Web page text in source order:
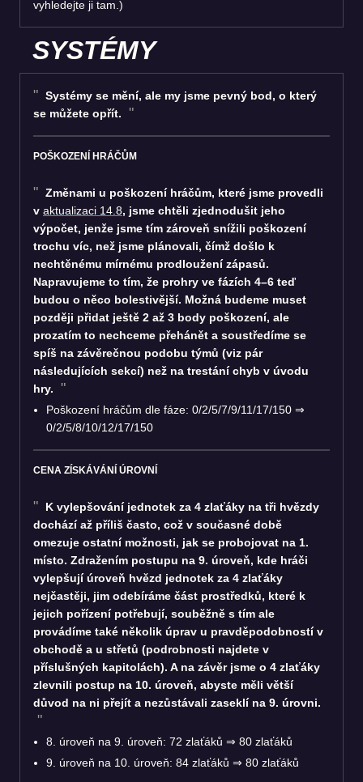
vyhledejte ji tam.)
SYSTÉMY
Systémy se mění, ale my jsme pevný bod, o který
se můžete opřít.
POŠKOZENÍ HRÁČŮM
Změnami u poškození hráčům, které jsme provedli
v aktualizaci 14.8, jsme chtěli zjednodušit jeho
výpočet, jenže jsme tím zároveň snížili poškození
trochu víc, než jsme plánovali, čímž došlo k
nechtěnému mírnému prodloužení zápasů.
Napravujeme to tím, že prohry ve fázích 4–6 teď
budou o něco bolestivější. Možná budeme muset
později přidat ještě 2 až 3 body poškození, ale
prozatím to nechceme přehánět a soustředíme se
spíš na závěrečnou podobu týmů (viz pár
následujících sekcí) než na trestání chyb v úvodu
hry.
Poškození hráčům dle fáze: 0/2/5/7/9/11/17/150 ⇒
0/2/5/8/10/12/17/150
CENA ZÍSKÁVÁNÍ ÚROVNÍ
K vylepšování jednotek za 4 zlaťáky na tři hvězdy
dochází až příliš často, což v současné době
omezuje ostatní možnosti, jak se probojovat na 1.
místo. Zdražením postupu na 9. úroveň, kde hráči
vylepšují úroveň hvězd jednotek za 4 zlaťáky
nejčastěji, jim odebíráme část prostředků, které k
jejich pořízení potřebují, souběžně s tím ale
provádíme také několik úprav u pravděpodobností v
obchodě a u střetů (podrobnosti najdete v
příslušných kapitolách). A na závěr jsme o 4 zlaťáky
zlevnili postup na 10. úroveň, abyste měli větší
důvod na ni přejít a nezůstávali zaseklí na 9. úrovni.
8. úroveň na 9. úroveň: 72 zlaťáků ⇒ 80 zlaťáků
9. úroveň na 10. úroveň: 84 zlaťáků ⇒ 80 zlaťáků